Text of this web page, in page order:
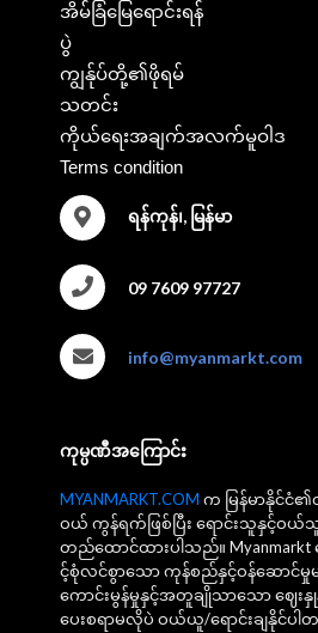
အိမ်ခြံမြေရောင်းရန်
ပွဲ
ကျွန်ုပ်တို့၏ဖိုရမ်
သတင်း
ကိုယ်ရေးအချက်အလက်မူဝါဒ
Terms condition
ရန်ကုန်၊, မြန်မာ
09 7609 97727
info@myanmarkt.com
ကုမ္ပဏီအကြောင်း
MYANMARKT.COM က မြန်မာနိုင်ငံ
ဝယ် ကွန်ရက်ဖြစ်ပြီး ရောင်းသူနှင့်ဝ
တည်ထောင်ထားပါသည်။ Myanmarkt
င့်စုံလင်စွာသော ကုန်စည်နှင့်ဝန်ဆောင်
ကောင်းမွန်မှုနှင့်အတူချိုသာသော ဈေးနှုန်
ပေးစရာမလိုပဲ ဝယ်ယူ/ရောင်းချနိုင်ပါတ